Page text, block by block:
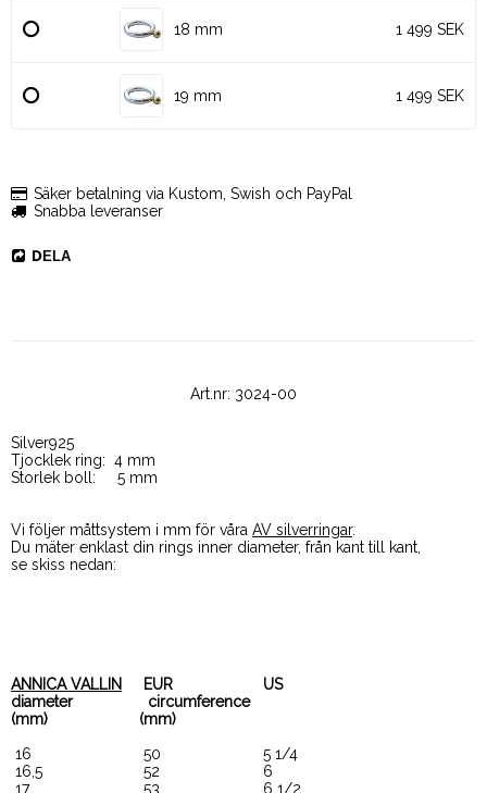
18 mm 1 499 SEK
19 mm 1 499 SEK
Säker betalning via Kustom, Swish och PayPal
Snabba leveranser
DELA
Art.nr: 3024-00
Silver925
Tjocklek ring:  4 mm
Storlek boll:     5 mm
Vi följer måttsystem i mm för våra AV silverringar.
Du mäter enklast din rings inner diameter, från kant till kant,
se skiss nedan:
ANNICA VALLIN EUR
US
diameter
circumference
(mm)
(mm)
16
50
5 1/4
16,5
52
6
17
53
6 1/2